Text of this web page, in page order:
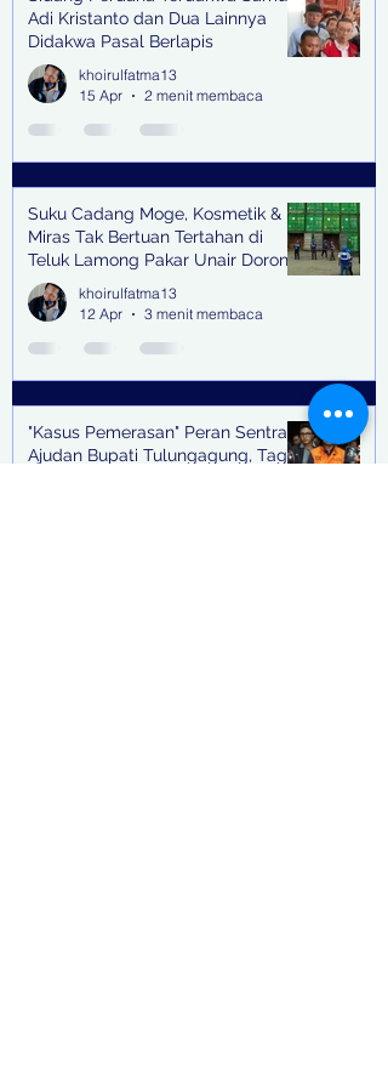
Adi Kristanto dan Dua Lainnya
Didakwa Pasal Berlapis
khoirulfatma13
15 Apr
2 menit membaca
Suku Cadang Moge, Kosmetik &
Miras Tak Bertuan Tertahan di
Teluk Lamong Pakar Unair Dorong
Bea Cukai Kejar Big Bos Impor
Ilegal
khoirulfatma13
12 Apr
3 menit membaca
"Kasus Pemerasan" Peran Sentral
Ajudan Bupati Tulungagung, Tagih